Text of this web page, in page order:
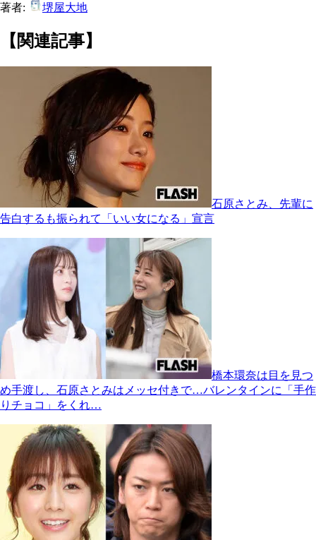
著者: 堺屋大地
【関連記事】
石原さとみ、先輩に
告白するも振られて「いい女になる」宣言
橋本環奈は目を見つ
め手渡し、石原さとみはメッセ付きで…バレンタインに「手作
りチョコ」をくれ…